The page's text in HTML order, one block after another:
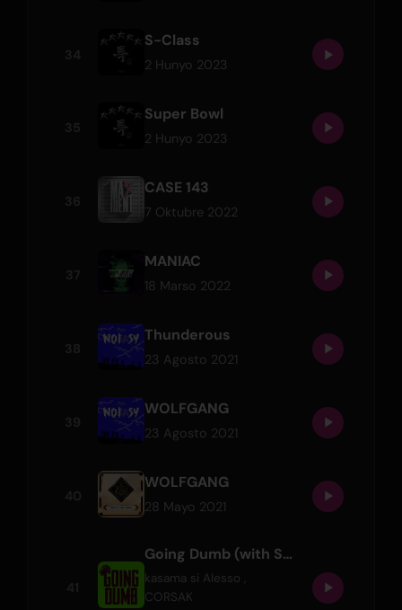
S-Class
2 Hunyo 2023
Super Bowl
2 Hunyo 2023
CASE 143
7 Oktubre 2022
MANIAC
18 Marso 2022
Thunderous
23 Agosto 2021
WOLFGANG
23 Agosto 2021
WOLFGANG
28 Mayo 2021
Going Dumb (with Stray Kids)
kasama si Alesso
CORSAK